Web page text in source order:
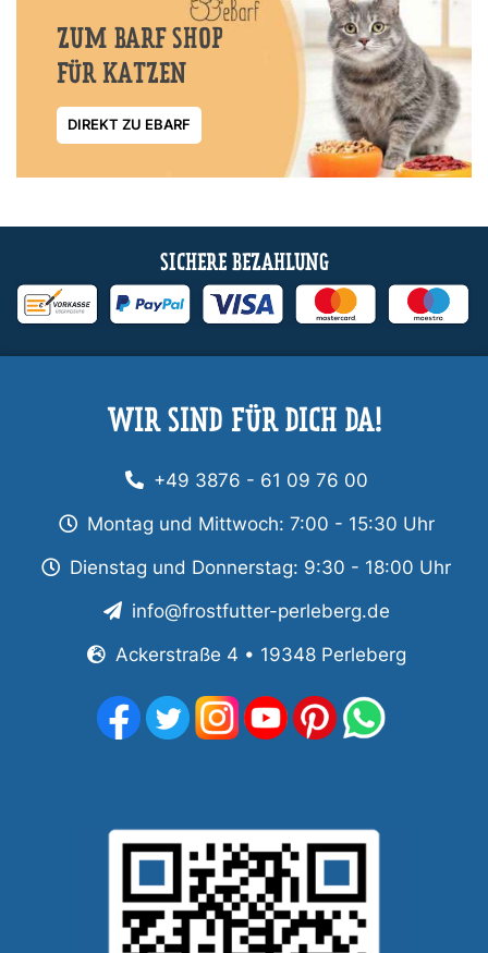
ZUM BARF SHOP
FÜR KATZEN
DIREKT ZU EBARF
SICHERE BEZAHLUNG
WIR SIND FÜR DICH DA!
+49 3876 - 61 09 76 00
Montag und Mittwoch: 7:00 - 15:30 Uhr
Dienstag und Donnerstag: 9:30 - 18:00 Uhr
info@frostfutter-perleberg.de
Ackerstraße 4 • 19348 Perleberg